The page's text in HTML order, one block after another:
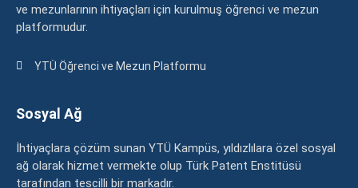
ve mezunlarının ihtiyaçları için kurulmuş öğrenci ve mezun
platformudur.
YTÜ Öğrenci ve Mezun Platformu
Sosyal Ağ
İhtiyaçlara çözüm sunan YTÜ Kampüs, yıldızlılara özel sosyal
ağ olarak hizmet vermekte olup Türk Patent Enstitüsü
tarafından tescilli bir markadır.